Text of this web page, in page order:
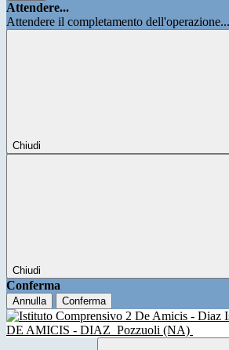
Attendere...
Attendere il completamento dell'operazione...
Chiudi
Chiudi
Conferma
Annulla Conferma
DE AMICIS - DIAZ Pozzuoli (NA)